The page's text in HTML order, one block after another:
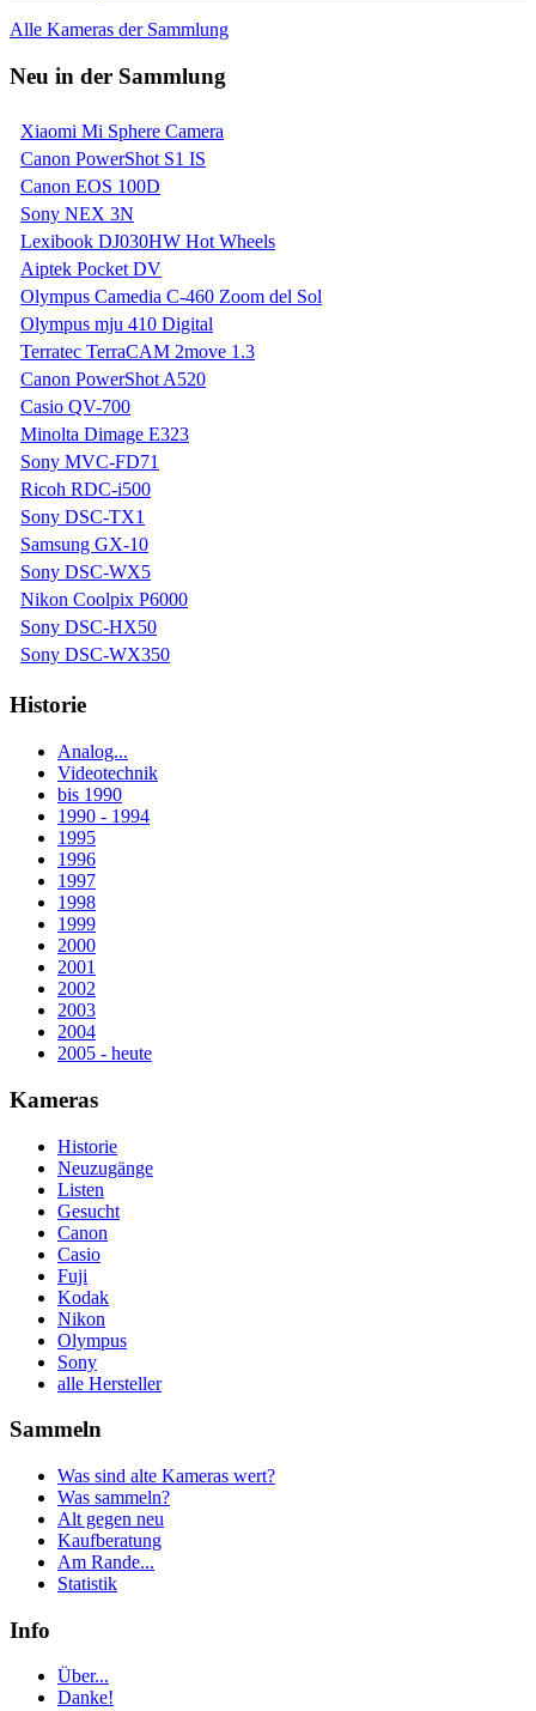
Alle Kameras der Sammlung
Neu in der Sammlung
Xiaomi Mi Sphere Camera
Canon PowerShot S1 IS
Canon EOS 100D
Sony NEX 3N
Lexibook DJ030HW Hot Wheels
Aiptek Pocket DV
Olympus Camedia C-460 Zoom del Sol
Olympus mju 410 Digital
Terratec TerraCAM 2move 1.3
Canon PowerShot A520
Casio QV-700
Minolta Dimage E323
Sony MVC-FD71
Ricoh RDC-i500
Sony DSC-TX1
Samsung GX-10
Sony DSC-WX5
Nikon Coolpix P6000
Sony DSC-HX50
Sony DSC-WX350
Historie
Analog...
Videotechnik
bis 1990
1990 - 1994
1995
1996
1997
1998
1999
2000
2001
2002
2003
2004
2005 - heute
Kameras
Historie
Neuzugänge
Listen
Gesucht
Canon
Casio
Fuji
Kodak
Nikon
Olympus
Sony
alle Hersteller
Sammeln
Was sind alte Kameras wert?
Was sammeln?
Alt gegen neu
Kaufberatung
Am Rande...
Statistik
Info
Über...
Danke!